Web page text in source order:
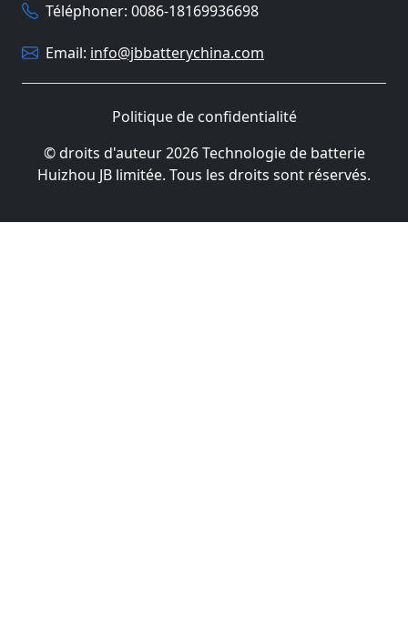
Téléphoner: 0086-18169936698
Email: info@jbbatterychina.com
Politique de confidentialité
© droits d'auteur 2026 Technologie de batterie
Huizhou JB limitée. Tous les droits sont réservés.